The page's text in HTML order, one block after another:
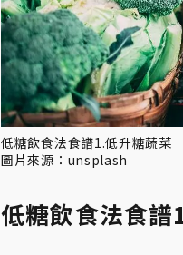
低糖飲食法食譜1.低升糖蔬菜
圖片來源：unsplash
低糖飲食法食